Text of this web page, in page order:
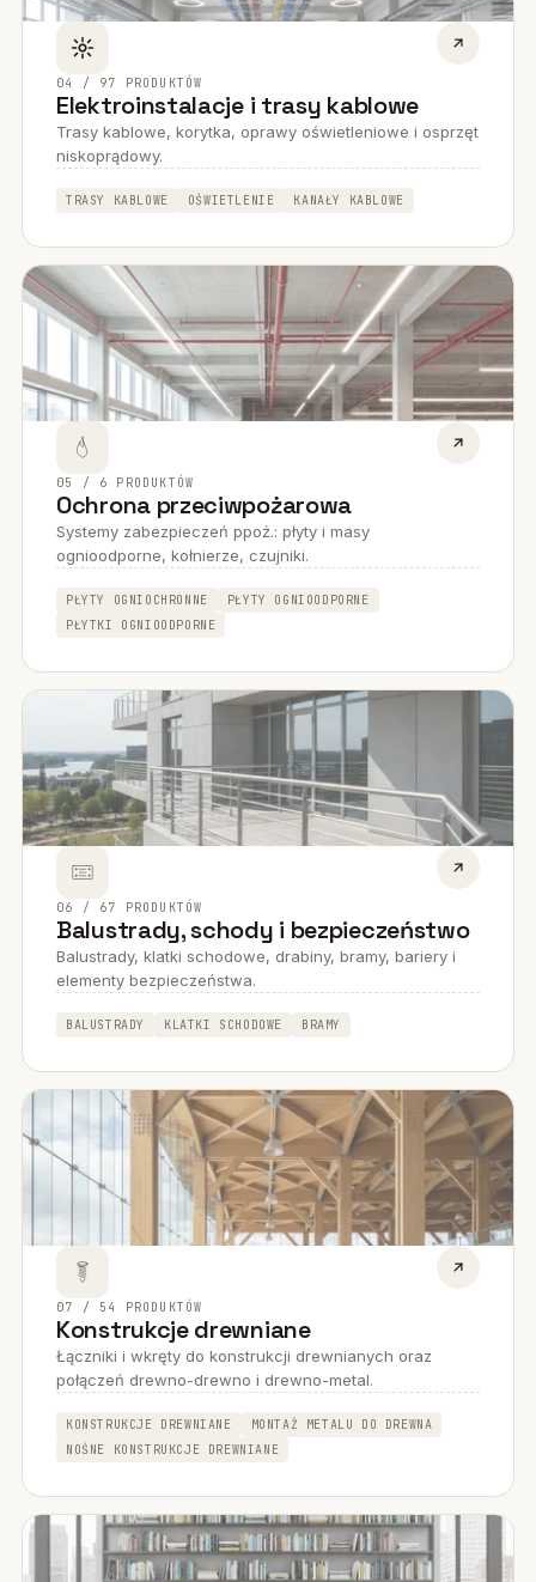
04 / 97 PRODUKTÓW
Elektroinstalacje i trasy kablowe
Trasy kablowe, korytka, oprawy oświetleniowe i osprzęt
niskoprądowy.
TRASY KABLOWE OŚWIETLENIE KANAŁY KABLOWE
05 / 6 PRODUKTÓW
Ochrona przeciwpożarowa
Systemy zabezpieczeń ppoż.: płyty i masy
ognioodporne, kołnierze, czujniki.
PŁYTY OGNIOCHRONNE
PŁYTY OGNIOODPORNE
PŁYTKI OGNIOODPORNE
06 / 67 PRODUKTÓW
Balustrady, schody i bezpieczeństwo
Balustrady, klatki schodowe, drabiny, bramy, bariery i
elementy bezpieczeństwa.
BALUSTRADY KLATKI SCHODOWE BRAMY
07 / 54 PRODUKTÓW
Konstrukcje drewniane
Łączniki i wkręty do konstrukcji drewnianych oraz
połączeń drewno-drewno i drewno-metal.
KONSTRUKCJE DREWNIANE
MONTAŻ METALU DO DREWNA
NOŚNE KONSTRUKCJE DREWNIANE